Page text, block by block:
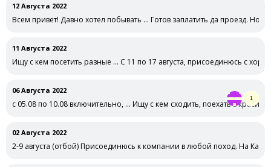
12 Августа 2022
Всем привет! Давно хотел побывать … Готов заплатить да проезд.
11 Августа 2022
Ищу с кем посетить разные … С 11 по 17 августа, присоединюсь с
06 Августа 2022
с 05.08 по 10.08 включительно, … Ищу с кем сходить, поехать в
1
02 Августа 2022
2-9 августа (отбой) Присоединюсь к компании в любой поход. На